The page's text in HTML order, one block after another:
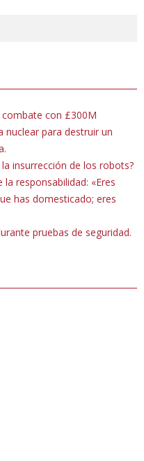
con £300M
nuclear para destruir un
insurrección de los robots?
la responsabilidad: «Eres
has domesticado; eres
pruebas de seguridad.